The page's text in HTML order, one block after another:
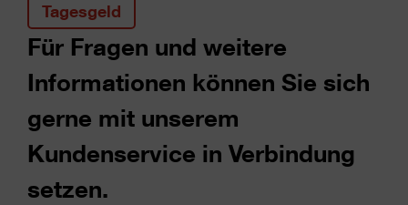
Tagesgeld
Für Fragen und weitere
Informationen können Sie sich
gerne mit unserem
Kundenservice in Verbindung
setzen.